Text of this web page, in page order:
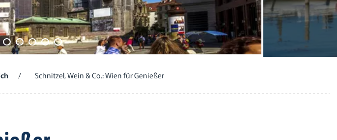
/ Schnitzel, Wein & Co.: Wien für Genießer